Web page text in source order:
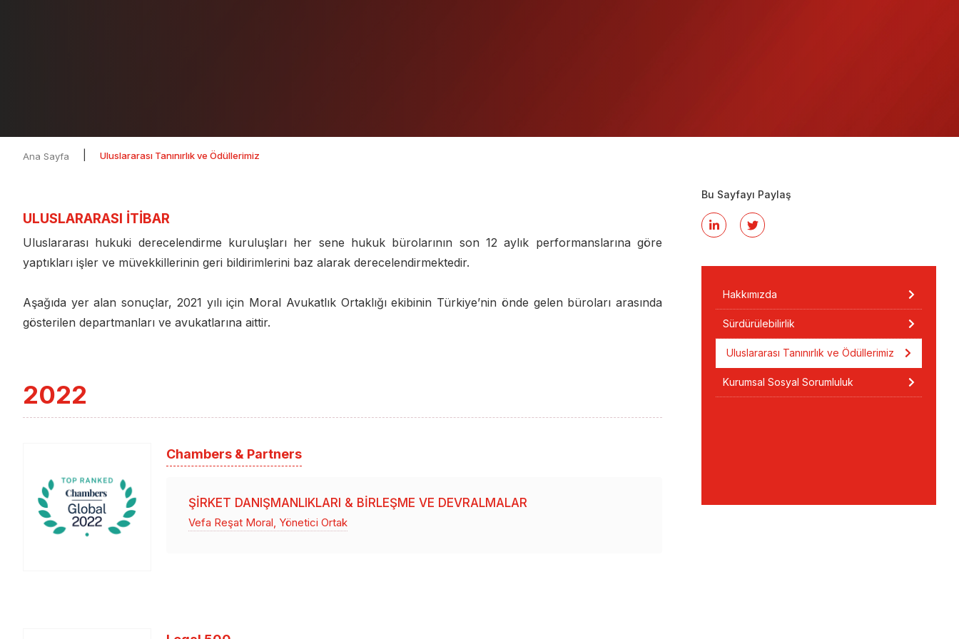
Ana Sayfa Uluslararası Tanınırlık ve Ödüllerimiz
ULUSLARARASI İTİBAR
Uluslararası hukuki derecelendirme kuruluşları her sene hukuk bürolarının son 12 aylık performanslarına göre
yaptıkları işler ve müvekkillerinin geri bildirimlerini baz alarak derecelendirmektedir.
Aşağıda yer alan sonuçlar, 2021 yılı için Moral Avukatlık Ortaklığı ekibinin Türkiye’nin önde gelen büroları arasında
gösterilen departmanları ve avukatlarına aittir.
2022
Chambers & Partners
ŞIRKET DANIŞMANLIKLARI & BIRLEŞME VE DEVRALMALAR
Vefa Reşat Moral, Yönetici Ortak
Bu Sayfayı Paylaş
Hakkımızda
Sürdürülebilirlik
Uluslararası Tanınırlık ve Ödüllerimiz
Kurumsal Sosyal Sorumluluk